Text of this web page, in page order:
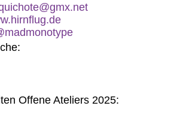
Offene Ateliers 2025: